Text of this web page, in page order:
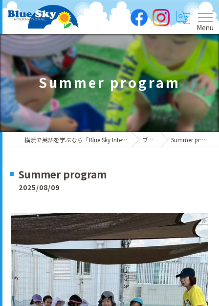
Menu
Summer program
横浜で英語を学ぶなら「Blue Sky International」 ブログ Summer program
Summer program
2025/08/09